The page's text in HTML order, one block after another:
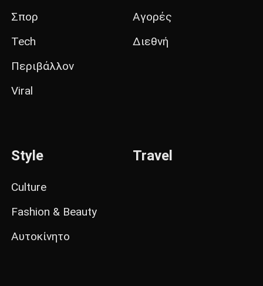
Σπορ
Tech
Περιβάλλον
Viral
Αγορές
Διεθνή
Style
Culture
Fashion & Beauty
Αυτοκίνητο
Travel